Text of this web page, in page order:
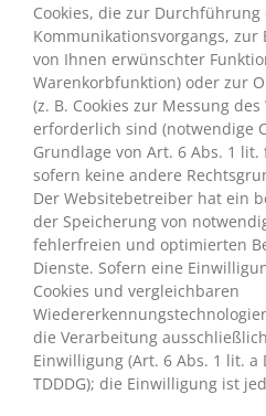
Cookies, die zur
Kommunikationsvorgangs,
von Ihnen erwünschter
Warenkorbfunktion) oder zur
(z. B. Cookies zur Messung
erforderlich sind (notwendige
Grundlage von Art. 6 Abs. 1 lit.
sofern keine andere
Der Websitebetreiber hat ein
der Speicherung von
fehlerfreien und optimierten
Dienste. Sofern eine
Cookies und vergleichbaren
die Verarbeitung
Einwilligung (Art. 6 Abs. 1 lit. a
TDDDG); die Einwilligung ist